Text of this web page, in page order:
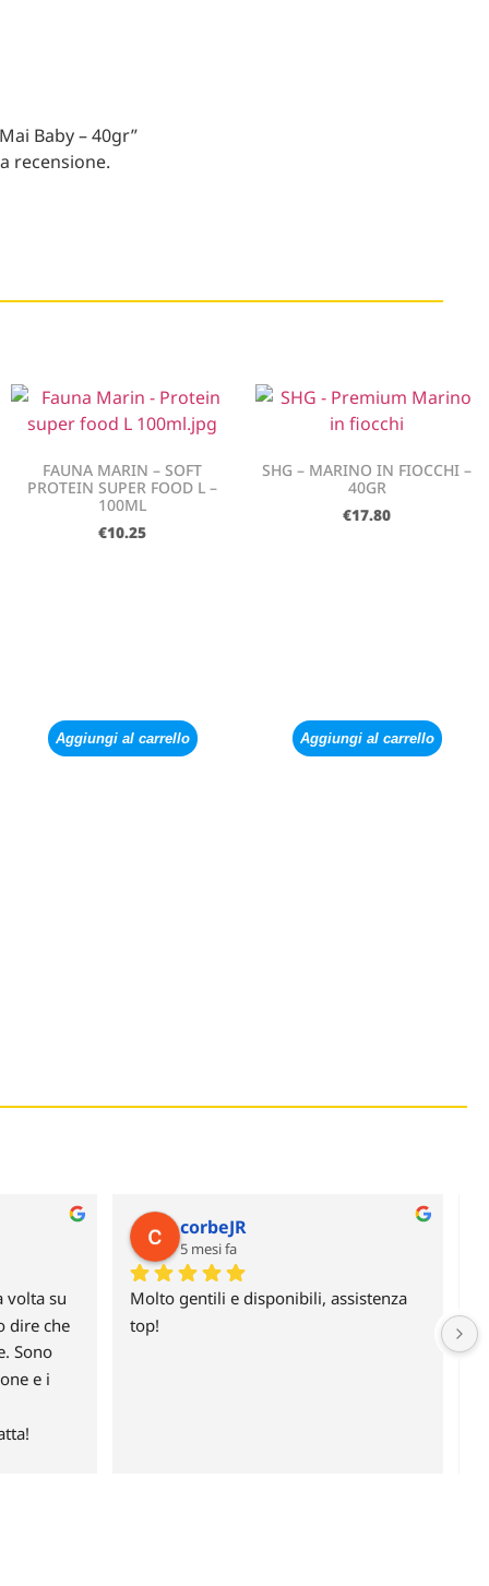
Baby – 40gr”
recensione.
FAUNA MARIN – SOFT
PROTEIN SUPER FOOD L –
100ML
€10.25
Aggiungi al carrello
SHG – MARINO IN FIOCCHI –
40GR
€17.80
Aggiungi al carrello
volta su
dire che
Sono
e i
corbeJR
5 mesi fa
Molto gentili e disponibili, assistenza
top!